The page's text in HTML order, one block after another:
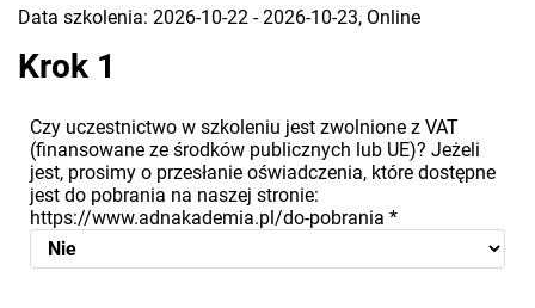
Data szkolenia: 2026-10-22 - 2026-10-23, Online
Krok 1
Czy uczestnictwo w szkoleniu jest zwolnione z VAT
(finansowane ze środków publicznych lub UE)? Jeżeli
jest, prosimy o przesłanie oświadczenia, które dostępne
jest do pobrania na naszej stronie:
https://www.adnakademia.pl/do-pobrania *